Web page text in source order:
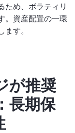
ため、ボラティリ
。資産配置の一環
す。
が推奨
長期保